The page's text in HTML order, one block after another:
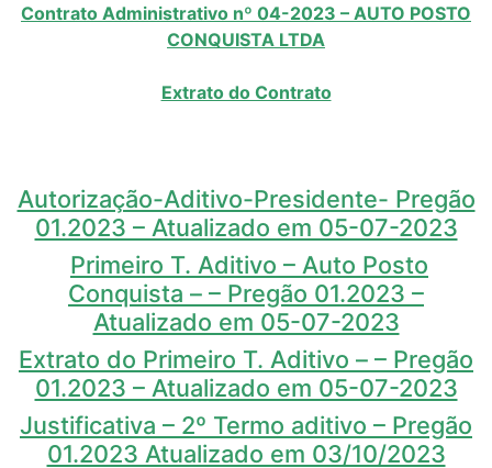
Contrato Administrativo nº 04-2023 – AUTO POSTO
CONQUISTA LTDA
Extrato do Contrato
Autorização-Aditivo-Presidente- Pregão
01.2023 – Atualizado em 05-07-2023
Primeiro T. Aditivo – Auto Posto
Conquista – – Pregão 01.2023 –
Atualizado em 05-07-2023
Extrato do Primeiro T. Aditivo – – Pregão
01.2023 – Atualizado em 05-07-2023
Justificativa – 2º Termo aditivo – Pregão
01.2023 Atualizado em 03/10/2023